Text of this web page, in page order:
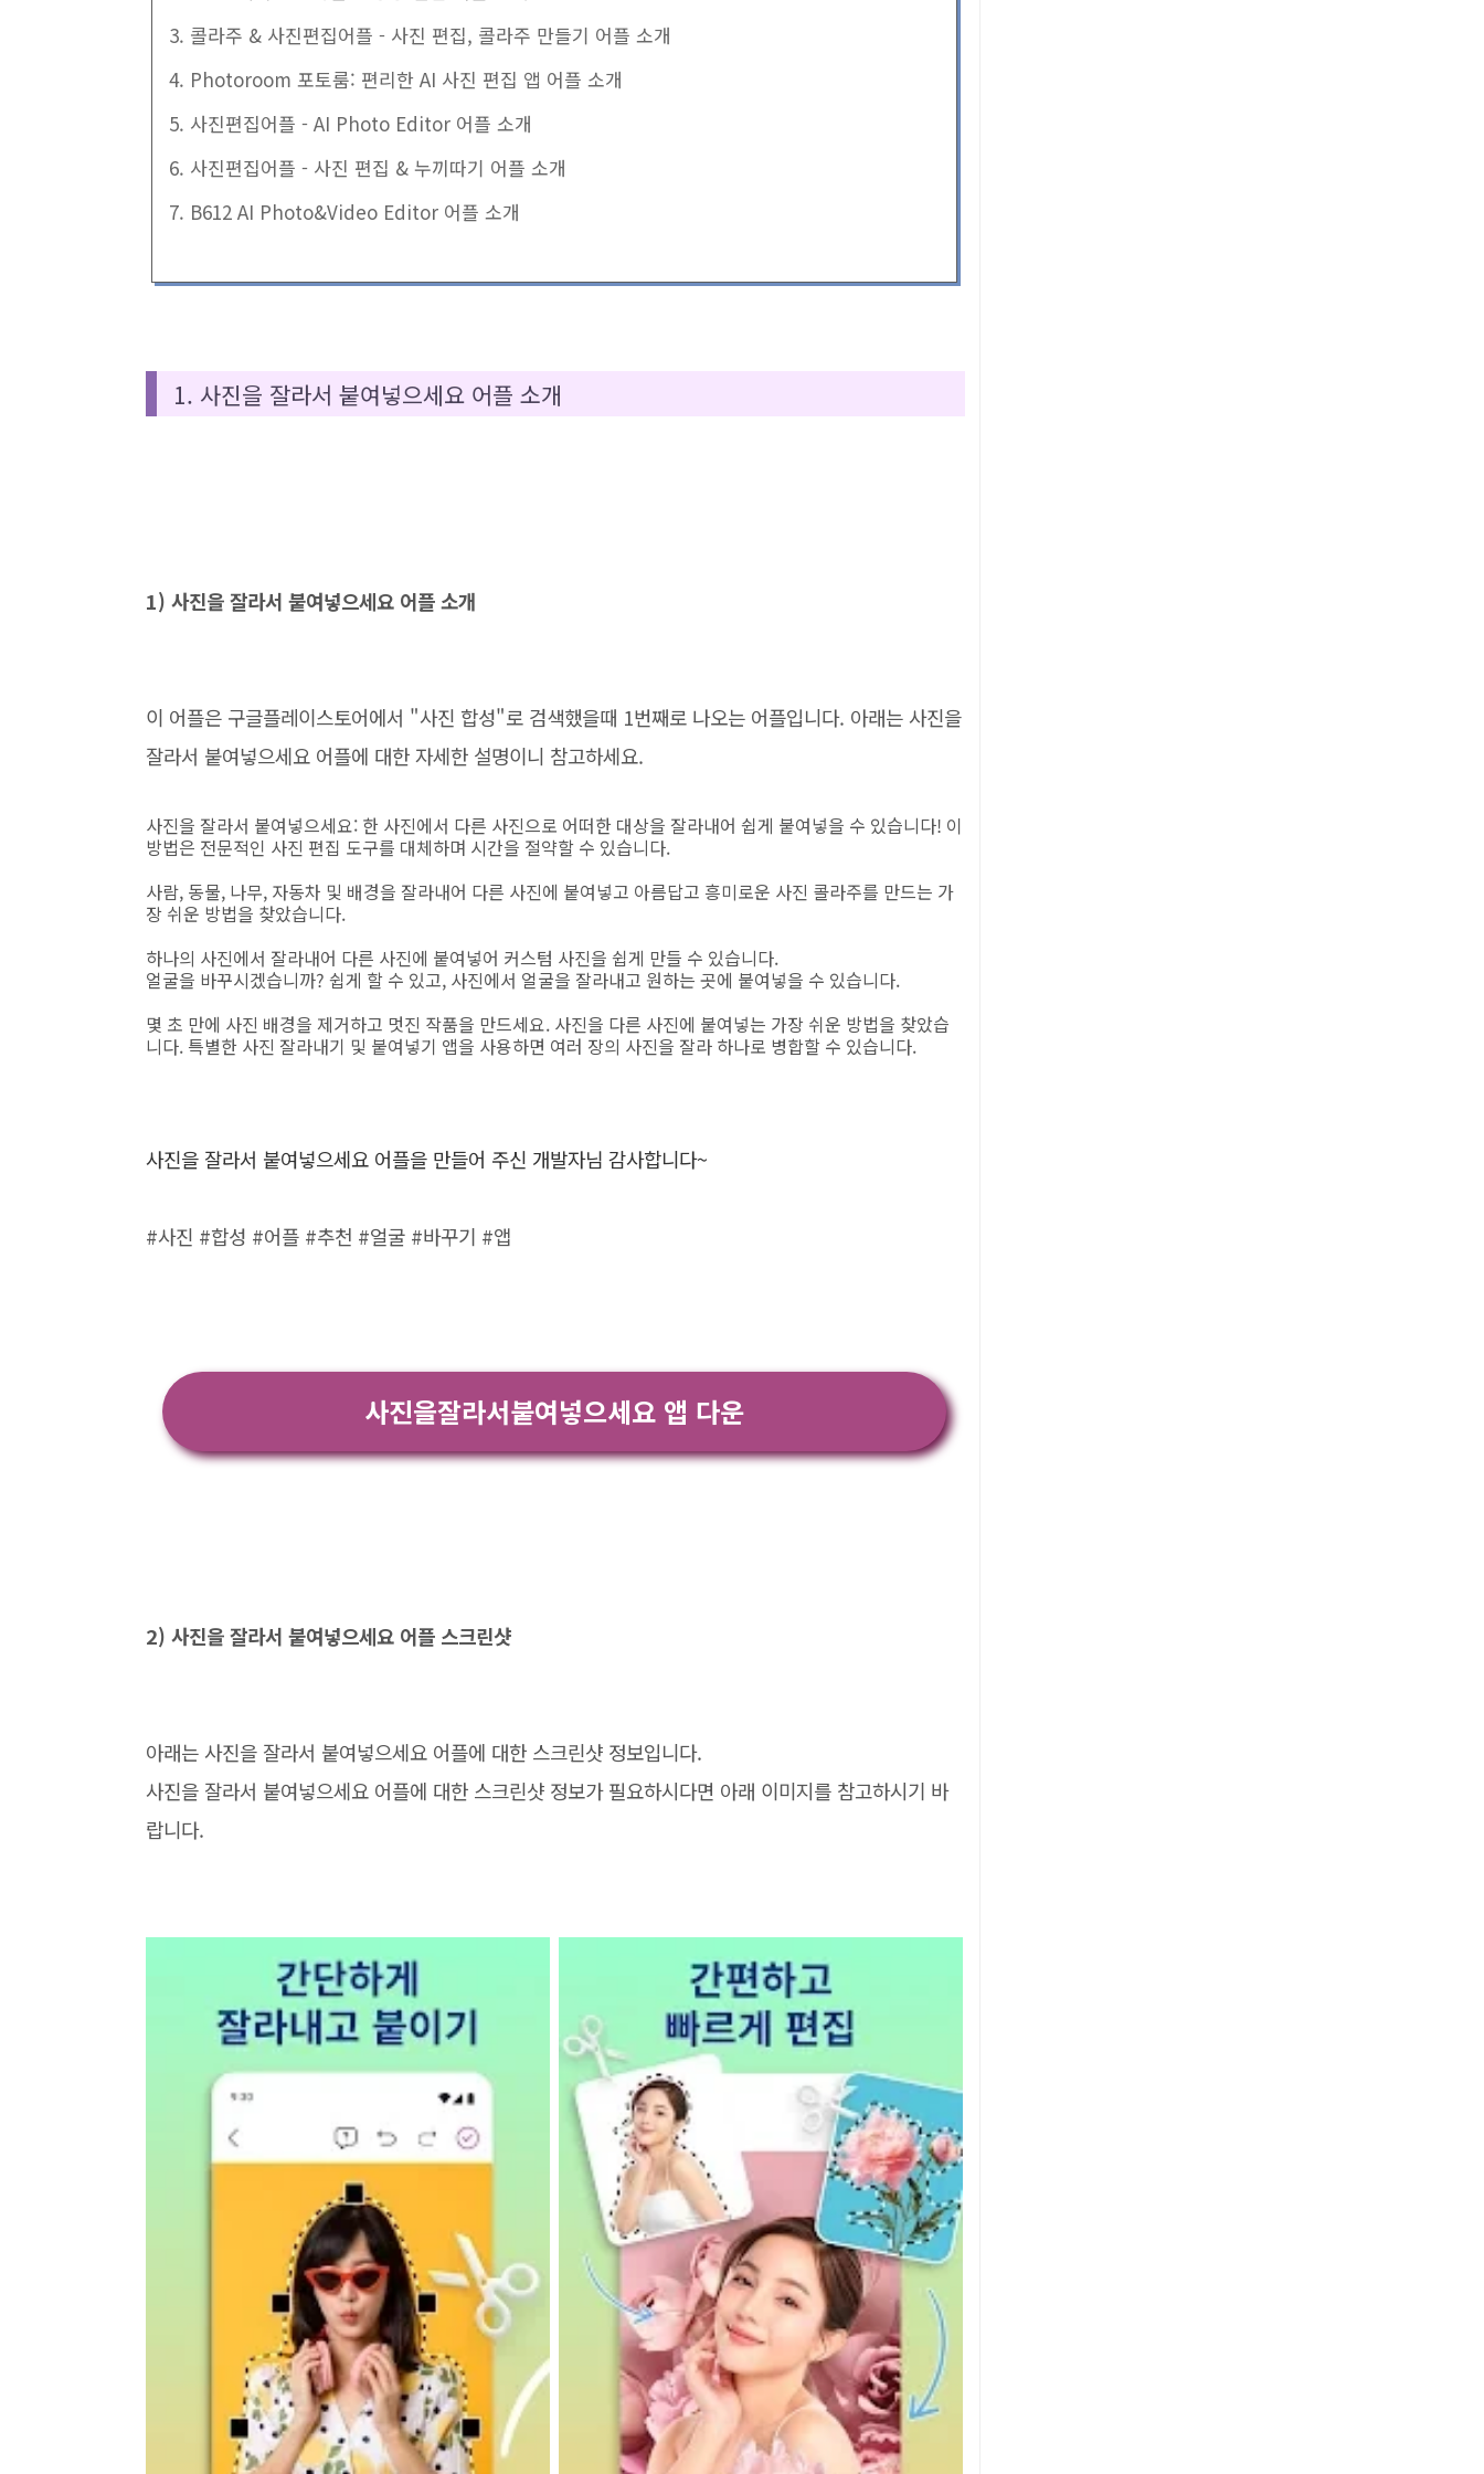
3. 콜라주 & 사진편집어플 - 사진 편집, 콜라주 만들기 어플 소개
4. Photoroom 포토룸: 편리한 AI 사진 편집 앱 어플 소개
5. 사진편집어플 - AI Photo Editor 어플 소개
6. 사진편집어플 - 사진 편집 & 누끼따기 어플 소개
7. B612 AI Photo&Video Editor 어플 소개
1. 사진을 잘라서 붙여넣으세요 어플 소개
1) 사진을 잘라서 붙여넣으세요 어플 소개
이 어플은 구글플레이스토어에서 "사진 합성"로 검색했을때 1번째로 나오는 어플입니다. 아래는 사진을
잘라서 붙여넣으세요 어플에 대한 자세한 설명이니 참고하세요.
사진을 잘라서 붙여넣으세요: 한 사진에서 다른 사진으로 어떠한 대상을 잘라내어 쉽게 붙여넣을 수 있습니다! 이
방법은 전문적인 사진 편집 도구를 대체하며 시간을 절약할 수 있습니다.
사람, 동물, 나무, 자동차 및 배경을 잘라내어 다른 사진에 붙여넣고 아름답고 흥미로운 사진 콜라주를 만드는 가
장 쉬운 방법을 찾았습니다.
하나의 사진에서 잘라내어 다른 사진에 붙여넣어 커스텀 사진을 쉽게 만들 수 있습니다.
얼굴을 바꾸시겠습니까? 쉽게 할 수 있고, 사진에서 얼굴을 잘라내고 원하는 곳에 붙여넣을 수 있습니다.
몇 초 만에 사진 배경을 제거하고 멋진 작품을 만드세요. 사진을 다른 사진에 붙여넣는 가장 쉬운 방법을 찾았습
니다. 특별한 사진 잘라내기 및 붙여넣기 앱을 사용하면 여러 장의 사진을 잘라 하나로 병합할 수 있습니다.
사진을 잘라서 붙여넣으세요 어플을 만들어 주신 개발자님 감사합니다~
#사진 #합성 #어플 #추천 #얼굴 #바꾸기 #앱
사진을잘라서붙여넣으세요 앱 다운
2) 사진을 잘라서 붙여넣으세요 어플 스크린샷
아래는 사진을 잘라서 붙여넣으세요 어플에 대한 스크린샷 정보입니다.
사진을 잘라서 붙여넣으세요 어플에 대한 스크린샷 정보가 필요하시다면 아래 이미지를 참고하시기 바
랍니다.